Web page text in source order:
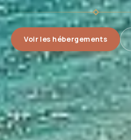
Voir les hébergements